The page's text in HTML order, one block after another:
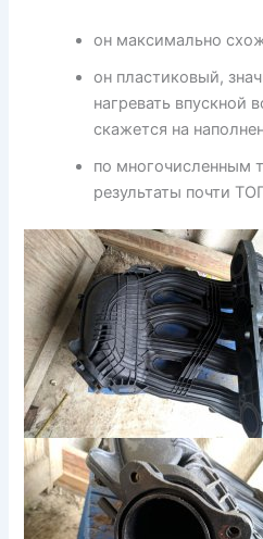
он максимально
он пластиковый,
нагревать впускной
скажется на
по многочисленным
результаты почти